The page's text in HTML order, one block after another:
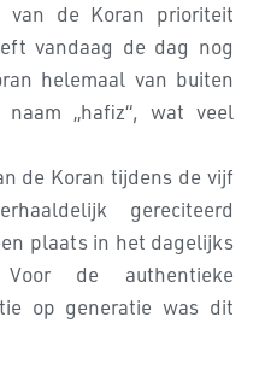
van de Koran prioriteit
vandaag de dag nog
helemaal van buiten
„hafiz“, wat veel
de Koran tijdens de vijf
gereciteerd
plaats in het dagelijks
de authentieke
op generatie was dit